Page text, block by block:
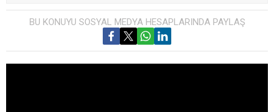
BU KONUYU SOSYAL MEDYA HESAPLARINDA PAYLAŞ